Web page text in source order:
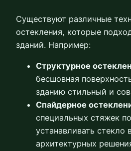
Существуют различные
остекления, которые
зданий. Например:
Структурное
бесшовная
зданию стильный и
Спайдерное
специальных стяжек
устанавливать стекло
архитектурных